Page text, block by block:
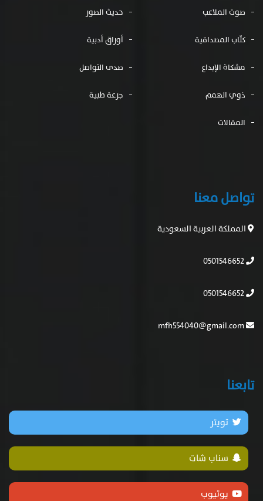
صوت الملاعب حديث الصور
كتّاب المصداقية أوراق أدبية
مشكاة الإبداع صدى التواصل
ذوي الهمم جرعة طبية
المقالات
تواصل معنا
المملكة العربية السعودية
تابعنا
تويتر
سناب شات
يوتيوب